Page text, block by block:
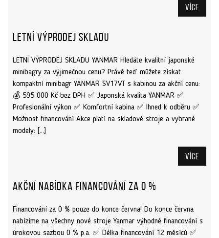
Více
Letní výprodej skladu
LETNÍ VÝPRODEJ SKLADU YANMAR Hledáte kvalitní japonské
minibagry za výjimečnou cenu? Právě teď můžete získat
kompaktní minibagr YANMAR SV17VT s kabinou za akční cenu:
💰 595 000 Kč bez DPH ✅ Japonská kvalita YANMAR ✅
Profesionální výkon ✅ Komfortní kabina ✅ Ihned k odběru ✅
Možnost financování Akce platí na skladové stroje a vybrané
modely: […]
Více
Akční nabídka financování za 0 %
Financování za 0 % pouze do konce června! Do konce června
nabízíme na všechny nové stroje Yanmar výhodné financování s
úrokovou sazbou 0 % p.a. ✅ Délka financování 12 měsíců ✅